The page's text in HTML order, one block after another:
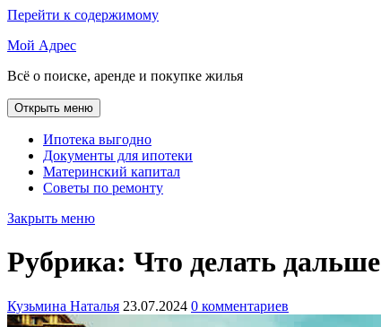
Перейти к содержимому
Мой Адрес
Всё о поиске, аренде и покупке жилья
Открыть меню
Ипотека выгодно
Документы для ипотеки
Материнский капитал
Советы по ремонту
Закрыть меню
Рубрика: Что делать дальше
Кузьмина Наталья 23.07.2024 0 комментариев